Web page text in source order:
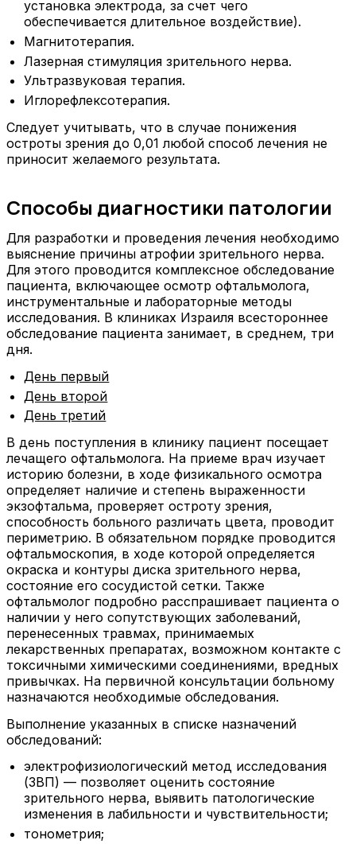
установка электрода, за счет чего
обеспечивается длительное воздействие).
Магнитотерапия.
Лазерная стимуляция зрительного нерва.
Ультразвуковая терапия.
Иглорефлексотерапия.
Следует учитывать, что в случае понижения
остроты зрения до 0,01 любой способ лечения не
приносит желаемого результата.
Способы диагностики патологии
Для разработки и проведения лечения необходимо
выяснение причины атрофии зрительного нерва.
Для этого проводится комплексное обследование
пациента, включающее осмотр офтальмолога,
инструментальные и лабораторные методы
исследования. В клиниках Израиля всестороннее
обследование пациента занимает, в среднем, три
дня.
День первый
День второй
День третий
В день поступления в клинику пациент посещает
лечащего офтальмолога. На приеме врач изучает
историю болезни, в ходе физикального осмотра
определяет наличие и степень выраженности
экзофтальма, проверяет остроту зрения,
способность больного различать цвета, проводит
периметрию. В обязательном порядке проводится
офтальмоскопия, в ходе которой определяется
окраска и контуры диска зрительного нерва,
состояние его сосудистой сетки. Также
офтальмолог подробно расспрашивает пациента о
наличии у него сопутствующих заболеваний,
перенесенных травмах, принимаемых
лекарственных препаратах, возможном контакте с
токсичными химическими соединениями, вредных
привычках. На первичной консультации больному
назначаются необходимые обследования.
Выполнение указанных в списке назначений
обследований:
электрофизиологический метод исследования
(ЗВП) — позволяет оценить состояние
зрительного нерва, выявить патологические
изменения в лабильности и чувствительности;
тонометрия;